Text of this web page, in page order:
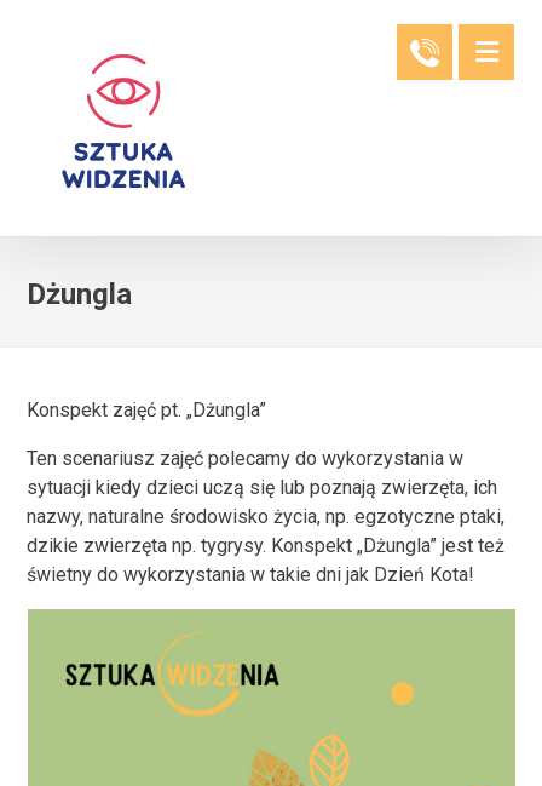
Dżungla
Konspekt zajęć pt. „Dżungla”
Ten scenariusz zajęć polecamy do wykorzystania w
sytuacji kiedy dzieci uczą się lub poznają zwierzęta, ich
nazwy, naturalne środowisko życia, np. egzotyczne ptaki,
dzikie zwierzęta np. tygrysy. Konspekt „Dżungla” jest też
świetny do wykorzystania w takie dni jak Dzień Kota!